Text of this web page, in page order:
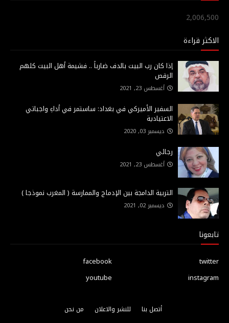
2,006,500
الاكثر قراءة
إذا كان رب البيت بالدف ضارباً .. فشيمة أهل البيت كلهم
الرقص
أغسطس 23, 2021
السفير الأميركي في بغداد: ساستمر في أداءِ واجباتي
الاعتيادية
ديسمبر 03, 2020
رجائي
أغسطس 23, 2021
التربية الدامجة بين الإدماج والممارسة ( المغرب نموذجا )
ديسمبر 02, 2021
تابعونا
facebook
twitter
youtube
instagram
أتصل بنا للنشر والاعلان
من نحن